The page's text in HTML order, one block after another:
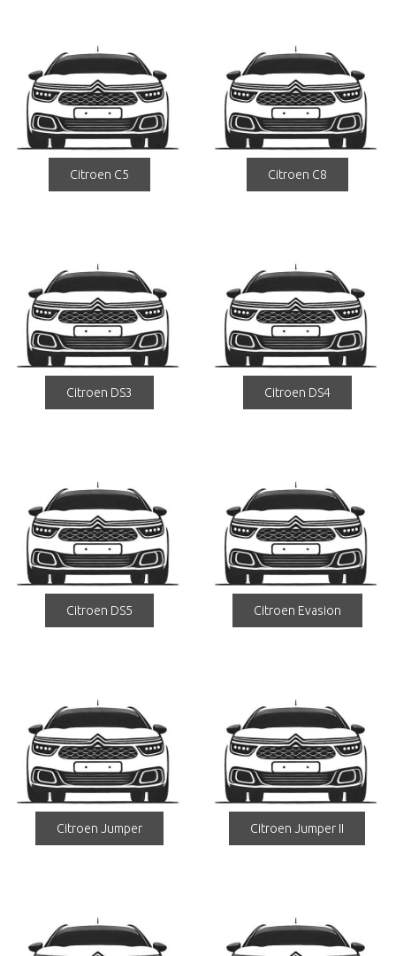
Citroen C5 Citroen C8
Citroen DS3 Citroen DS4
Citroen DS5 Citroen Evasion
Citroen Jumper Citroen Jumper II